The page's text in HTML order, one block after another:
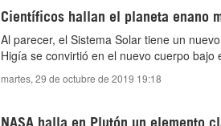
Científicos hallan el planeta enano
Al parecer, el Sistema Solar tiene un
Higía se convirtió en el nuevo cuerpo bajo
martes, 29 de octubre de 2019 19:18
NASA halla en Plutón un elemento